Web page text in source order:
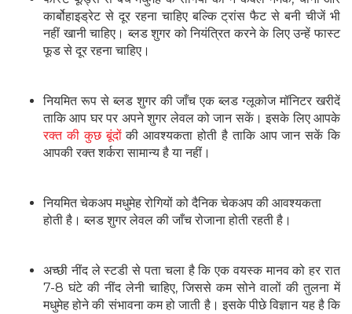
कार्बोहाइड्रेट से दूर रहना चाहिए बल्कि ट्रांस फैट से बनी चीजें भी
नहीं खानी चाहिए। ब्लड शुगर को नियंत्रित करने के लिए उन्हें फास्ट
फूड से दूर रहना चाहिए।
नियमित रूप से ब्लड शुगर की जाँच एक ब्लड ग्लूकोज मॉनिटर खरीदें
ताकि आप घर पर अपने शुगर लेवल को जान सकें। इसके लिए आपके
रक्त की कुछ बूंदोंकी आवश्यकता होती है ताकि आप जान सकें कि
आपकी रक्त शर्करा सामान्य है या नहीं।
नियमित चेकअप मधुमेह रोगियों को दैनिक चेकअप की आवश्यकता
होती है। ब्लड शुगर लेवल की जाँच रोजाना होती रहती है।
अच्छी नींद ले स्टडी से पता चला है कि एक वयस्क मानव को हर रात
7-8 घंटे की नींद लेनी चाहिए, जिससे कम सोने वालों की तुलना में
मधुमेह होने की संभावना कम हो जाती है। इसके पीछे विज्ञान यह है कि